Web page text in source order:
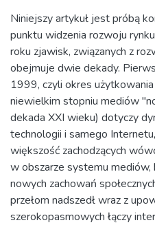
Niniejszy artykuł jest próbą
punktu widzenia rozwoju
roku zjawisk, związanych z
obejmuje dwie dekady.
1999, czyli okres
niewielkim stopniu mediów
dekada XXI wieku) dotyczy
technologii i samego
większość zachodzących
w obszarze systemu mediów,
nowych zachowań
przełom nadszedł wraz z
szerokopasmowych łączy